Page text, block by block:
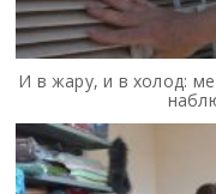
И в жару, и в холод: